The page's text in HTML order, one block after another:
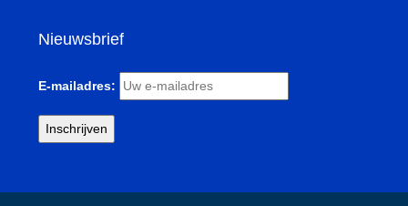
Nieuwsbrief
E-mailadres: